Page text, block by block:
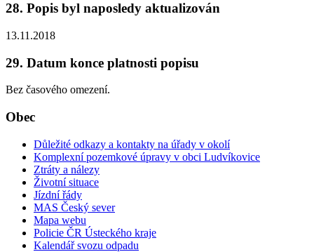
28. Popis byl naposledy aktualizován
13.11.2018
29. Datum konce platnosti popisu
Bez časového omezení.
Obec
Důležité odkazy a kontakty na úřady v okolí
Komplexní pozemkové úpravy v obci Ludvíkovice
Ztráty a nálezy
Životní situace
Jízdní řády
MAS Český sever
Mapa webu
Policie ČR Ústeckého kraje
Kalendář svozu odpadu